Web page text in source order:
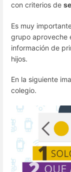
con criterios de
Es muy
grupo aproveche
información de
hijos.
En la siguiente
colegio.